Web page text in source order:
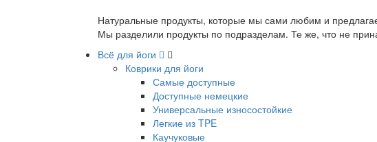
Натуральные продукты, которые мы сами любим и
Мы разделили продукты по подразделам. Те же, что не
Всё для йоги
Коврики для йоги
Самые доступные
Доступные немецкие
Универсальные износостойкие
Легкие из TPE
Каучуковые